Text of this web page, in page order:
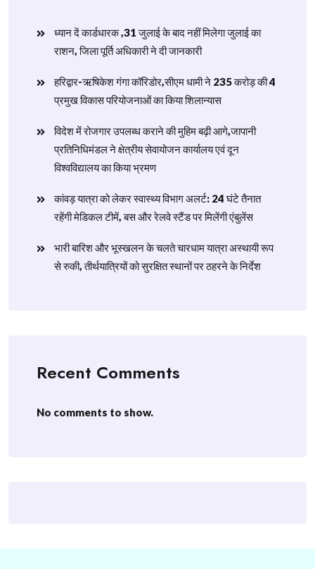
ध्यान दें कार्डधारक ,31 जुलाई के बाद नहीं मिलेगा जुलाई का
राशन, जिला पूर्ति अधिकारी ने दी जानकारी
हरिद्वार-ऋषिकेश गंगा कॉरिडोर,सीएम धामी ने 235 करोड़ की 4
प्रमुख विकास परियोजनाओं का किया शिलान्यास
विदेश में रोजगार उपलब्ध कराने की मुहिम बढ़ी आगे,जापानी
प्रतिनिधिमंडल ने क्षेत्रीय सेवायोजन कार्यालय एवं दून
विश्वविद्यालय का किया भ्रमण
​कांवड़ यात्रा को लेकर स्वास्थ्य विभाग अलर्ट: 24 घंटे तैनात
रहेंगी मेडिकल टीमें, बस और रेलवे स्टैंड पर मिलेंगी एंबुलेंस
​भारी बारिश और भूस्खलन के चलते चारधाम यात्रा अस्थायी रूप
से रुकी, तीर्थयात्रियों को सुरक्षित स्थानों पर ठहरने के निर्देश
Recent Comments
No comments to show.